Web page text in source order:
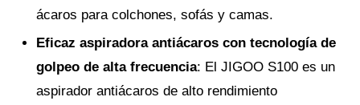
ácaros para colchones, sofás y camas.
Eficaz aspiradora antiácaros con tecnología de
golpeo de alta frecuencia: El JIGOO S100 es un
aspirador antiácaros de alto rendimiento